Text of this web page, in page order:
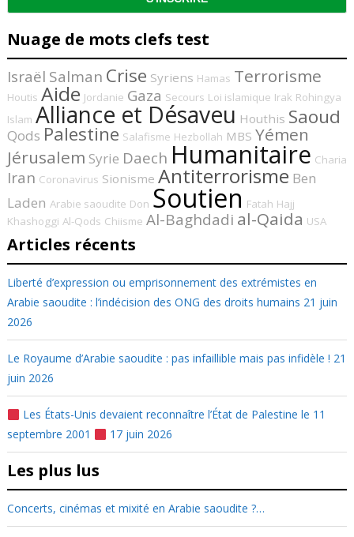
Nuage de mots clefs test
Israël Salman Crise Syriens Hamas Terrorisme
Houtis Aide Jordanie Gaza Secours Loi islamique Irak Rohingya
Islam Alliance et Désaveu Houthis Saoud
Qods Palestine Salafisme Hezbollah MBS Yémen
Jérusalem Syrie Daech Humanitaire Charia
Iran Coronavirus Sionisme Antiterrorisme Ben
Laden Arabie saoudite Don Soutien Fatah Hajj
Khashoggi Al-Qods Chiisme Al-Baghdadi al-Qaida USA
Articles récents
Liberté d’expression ou emprisonnement des extrémistes en
Arabie saoudite : l’indécision des ONG des droits humains 21 juin
2026
Le Royaume d’Arabie saoudite : pas infaillible mais pas infidèle ! 21
juin 2026
Les États-Unis devaient reconnaître l’État de Palestine le 11
septembre 2001
17 juin 2026
Les plus lus
Concerts, cinémas et mixité en Arabie saoudite ?…